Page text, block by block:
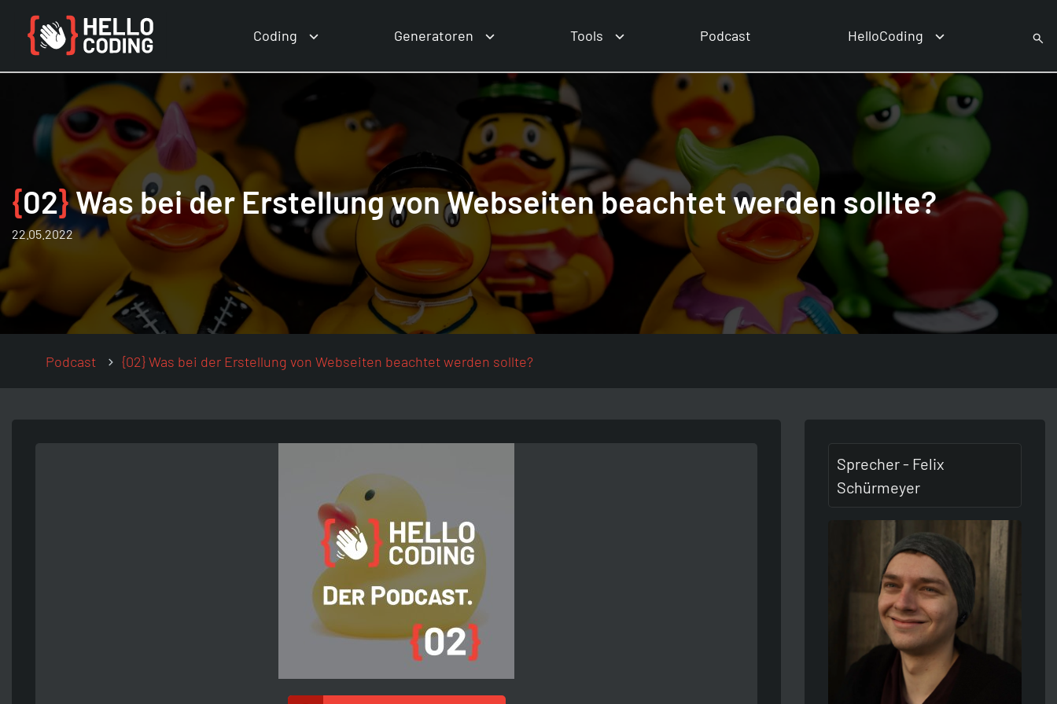
Coding Generatoren Tools Podcast HelloCoding
{02}Was bei der Erstellung von Webseiten beachtet werden sollte?
22.05.2022
Podcast {02} Was bei der Erstellung von Webseiten beachtet werden sollte?
Sprecher - Felix
Schürmeyer